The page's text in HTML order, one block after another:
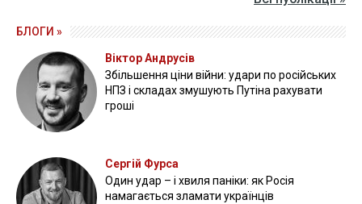
КРИМСЬКІ ТАТАРИ
ПРАВА
ВІДЕО »
27 квітня 2026